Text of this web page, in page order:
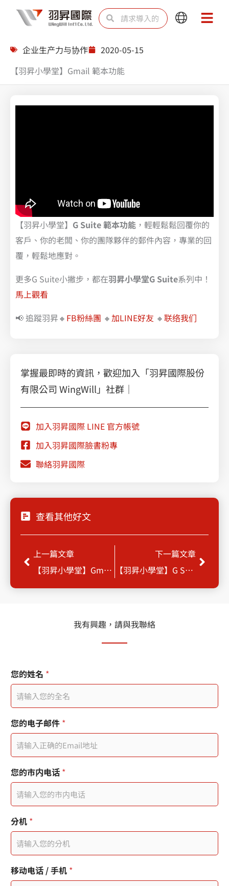
SearchSearch
Main
Main
企业生产力与协作
2020-05-15
【羽昇小學堂】Gmail 範本功能
【羽昇小學堂】 G Suite 範本功能 ，輕輕鬆鬆回覆你的
客戶、你的老闆、你的團隊夥伴的郵件內容，專業的回
覆，輕鬆地應對。
更多G Suite小撇步，都在羽昇小學堂G Suite系列中！
馬上觀看
📢 追蹤羽昇🔸 FB粉絲團 🔸加LINE好友 🔸联络我们
掌握最即時的資訊，歡迎加入「羽昇國際股份
有限公司 WingWill」社群｜
加入羽昇國際 LINE 官方帳號
加入羽昇國際臉書粉專
聯絡羽昇國際
查看其他好文
Prev
上一篇文章
【羽昇小學堂】Gmail 篩選器
下一篇文章
【羽昇小學堂】G Suite Essentials 強力登場
Next
我有興趣，請與我聯絡
您的姓名 *
您的电子邮件 *
您
的
姓
名
機
日
期
戳
記
*
分
机
您的市内电话 *
分机 *
移动电话 / 手机 *